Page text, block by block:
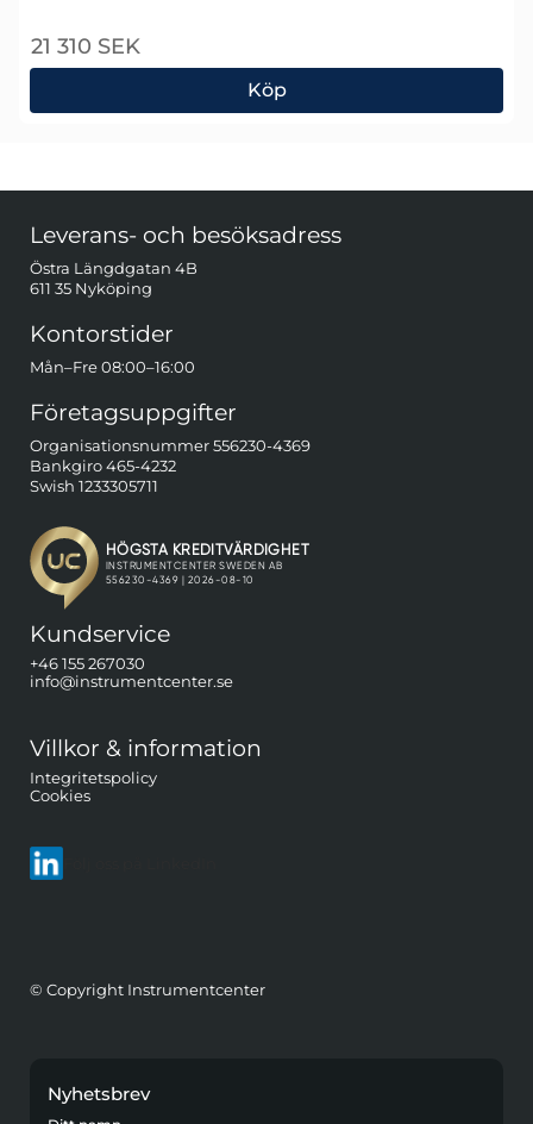
21 310 SEK
Köp
DS Instruments PA6000L Mikrovågsförstärkare
Leverans- och besöksadress
Östra Längdgatan 4B
611 35 Nyköping
Kontorstider
Mån–Fre 08:00–16:00
Företagsuppgifter
Organisationsnummer 556230-4369
Bankgiro 465-4232
Swish 1233305711
Kundservice
+46 155 267030
info@instrumentcenter.se
Villkor & information
Integritetspolicy
Cookies
© Copyright Instrumentcenter
Nyhetsbrev